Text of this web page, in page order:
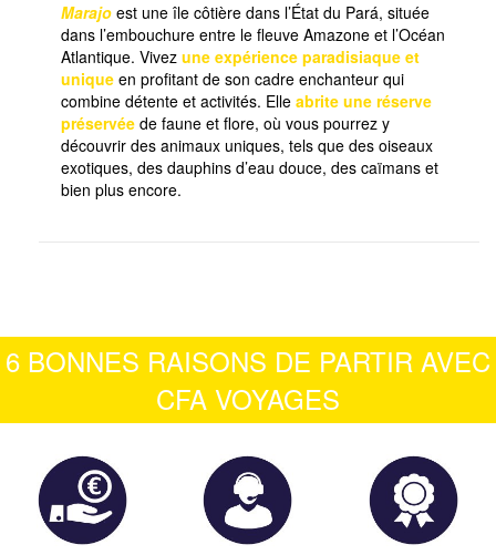
Marajo est une île côtière dans l’État du Pará, située
dans l’embouchure entre le fleuve Amazone et l’Océan
Atlantique. Vivez une expérience paradisiaque et
unique en profitant de son cadre enchanteur qui
combine détente et activités. Elle abrite une réserve
préservée de faune et flore, où vous pourrez y
découvrir des animaux uniques, tels que des oiseaux
exotiques, des dauphins d’eau douce, des caïmans et
bien plus encore.
6 BONNES RAISONS DE PARTIR AVEC
CFA VOYAGES